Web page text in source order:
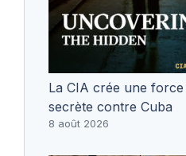
La CIA crée une
secrète contre Cuba
8 août 2026